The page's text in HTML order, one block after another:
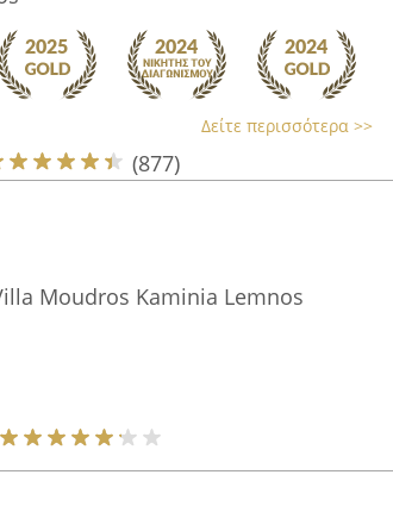
Δείτε περισσότερα >>
(877)
Moudros Kaminia Lemnos